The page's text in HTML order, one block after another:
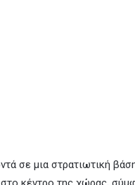
σε μια στρατιωτική